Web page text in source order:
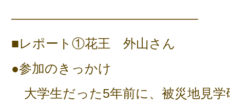
——————————————–
■レポート①花王 外山さん
●参加のきっかけ
大学生だった5年前に、被災地見